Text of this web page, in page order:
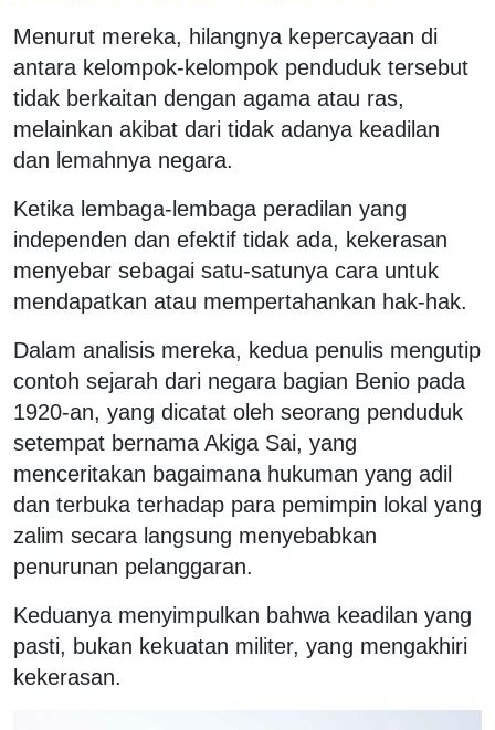
Menurut mereka, hilangnya kepercayaan di
antara kelompok-kelompok penduduk tersebut
tidak berkaitan dengan agama atau ras,
melainkan akibat dari tidak adanya keadilan
dan lemahnya negara.
Ketika lembaga-lembaga peradilan yang
independen dan efektif tidak ada, kekerasan
menyebar sebagai satu-satunya cara untuk
mendapatkan atau mempertahankan hak-hak.
Dalam analisis mereka, kedua penulis mengutip
contoh sejarah dari negara bagian Benio pada
1920-an, yang dicatat oleh seorang penduduk
setempat bernama Akiga Sai, yang
menceritakan bagaimana hukuman yang adil
dan terbuka terhadap para pemimpin lokal yang
zalim secara langsung menyebabkan
penurunan pelanggaran.
Keduanya menyimpulkan bahwa keadilan yang
pasti, bukan kekuatan militer, yang mengakhiri
kekerasan.